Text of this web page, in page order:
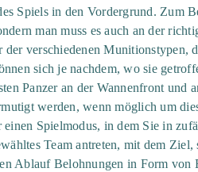
Spiels in den Vordergrund. Zum
man muss es auch an der
der verschiedenen Munitionstypen,
sich je nachdem, wo sie
Panzer an der Wannenfront und
werden, wenn möglich um
Spielmodus, in dem Sie in
Team antreten, mit dem
Ablauf Belohnungen in Form von